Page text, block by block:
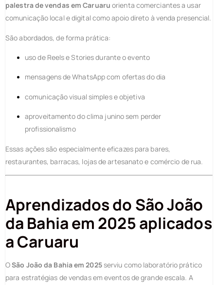
palestra de vendas em Caruaru orienta comerciantes a usar
comunicação local e digital como apoio direto à venda presencial.
São abordados, de forma prática:
uso de Reels e Stories durante o evento
mensagens de WhatsApp com ofertas do dia
comunicação visual simples e objetiva
aproveitamento do clima junino sem perder
profissionalismo
Essas ações são especialmente eficazes para bares,
restaurantes, barracas, lojas de artesanato e comércio de rua.
Aprendizados do São João
da Bahia em 2025 aplicados
a Caruaru
OSão João da Bahia em 2025serviu como laboratório prático
para estratégias de vendas em eventos de grande escala. A